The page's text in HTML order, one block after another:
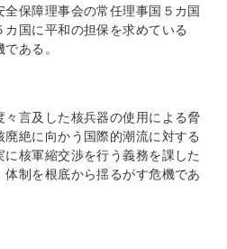
保障理事会の常任理事国５カ国
国に平和の担保を求めている
ある。
々言及した核兵器の使用による脅
絶に向かう国際的潮流に対する
核軍縮交渉を行う義務を課した
制を根底から揺るがす危機であ